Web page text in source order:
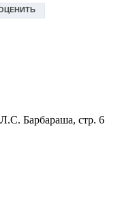
Барбараша, стр. 6